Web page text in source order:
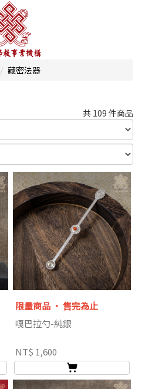
藏密法器
共 109 件商品
限量商品 ‧ 售完為止
嘎巴拉勺-純銀
NT$ 1,600